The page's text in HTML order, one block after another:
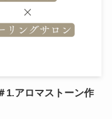
1.アロマストーン作